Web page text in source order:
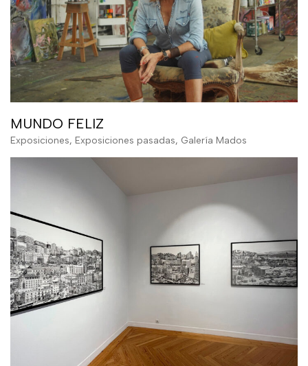
MUNDO FELIZ
Exposiciones, Exposiciones pasadas, Galería Mados